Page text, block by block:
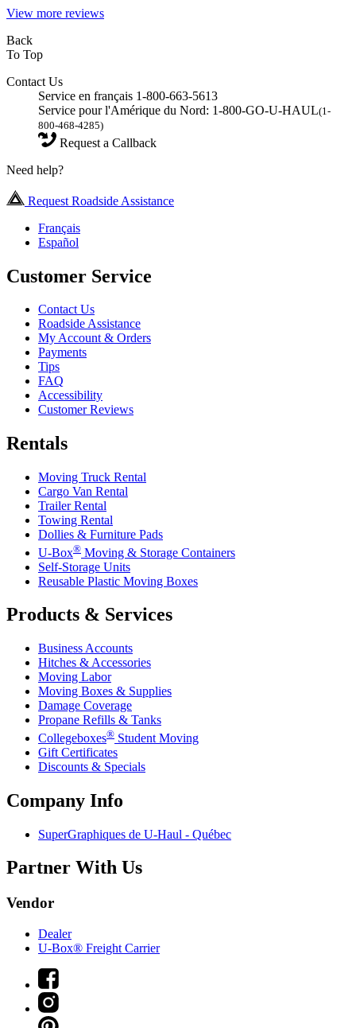
View more reviews
Back
To Top
Contact Us
Service en français 1-800-663-5613
Service pour l'Amérique du Nord: 1-800-GO-U-HAUL(1-
800-468-4285)
Request a Callback
Need help?
Request Roadside Assistance
Français
Español
Customer Service
Contact Us
Roadside Assistance
My Account & Orders
Payments
Tips
FAQ
Accessibility
Customer Reviews
Rentals
Moving Truck Rental
Cargo Van Rental
Trailer Rental
Towing Rental
Dollies & Furniture Pads
U-Box® Moving & Storage Containers
Self-Storage Units
Reusable Plastic Moving Boxes
Products & Services
Business Accounts
Hitches & Accessories
Moving Labor
Moving Boxes & Supplies
Damage Coverage
Propane Refills & Tanks
Collegeboxes® Student Moving
Gift Certificates
Discounts & Specials
Company Info
SuperGraphiques de U-Haul - Québec
Partner With Us
Vendor
Dealer
U-Box® Freight Carrier